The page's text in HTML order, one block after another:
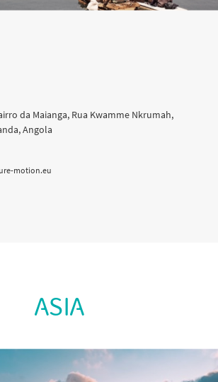
da Maianga, Rua Kwamme Nkrumah,
Angola
motion.eu
ASIA